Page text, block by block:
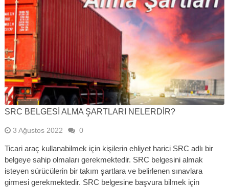
SRC BELGESI ALMA ŞARTLARI NELERDIR?
3 Ağustos 2022 0
Ticari araç kullanabilmek için kişilerin ehliyet harici SRC adlı bir
belgeye sahip olmaları gerekmektedir. SRC belgesini almak
isteyen sürücülerin bir takım şartlara ve belirlenen sınavlara
girmesi gerekmektedir. SRC belgesine başvura bilmek için